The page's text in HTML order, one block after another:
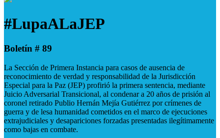
#LupaALaJEP
Boletín # 89
La Sección de Primera Instancia para casos de ausencia de
reconocimiento de verdad y responsabilidad de la Jurisdicción
Especial para la Paz (JEP) profirió la primera sentencia, mediante
Juicio Adversarial Transicional, al condenar a 20 años de prisión al
coronel retirado Publio Hernán Mejía Gutiérrez por crímenes de
guerra y de lesa humanidad cometidos en el marco de ejecuciones
extrajudiciales y desapariciones forzadas presentadas ilegítimamente
como bajas en combate.